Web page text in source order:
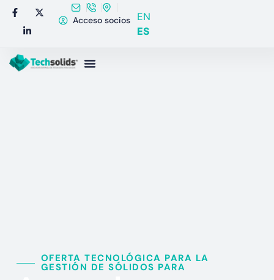
Acceso socios
EN
ES
OFERTA TECNOLÓGICA PARA LA
GESTIÓN DE SÓLIDOS PARA​